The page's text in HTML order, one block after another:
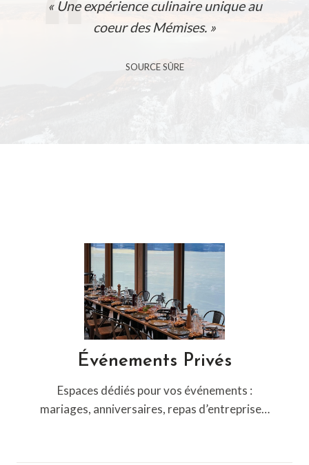
« Une expérience culinaire unique au
coeur des Mémises. »
SOURCE SÛRE
Événements Privés
Espaces dédiés pour vos événements :
mariages, anniversaires, repas d’entreprise…